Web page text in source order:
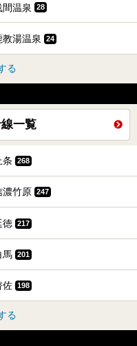
間温泉 28
教湯温泉 24
る
一覧
条 268
濃竹原 247
徳 217
馬 201
佐 198
る